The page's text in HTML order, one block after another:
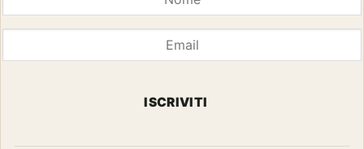
ISCRIVITI